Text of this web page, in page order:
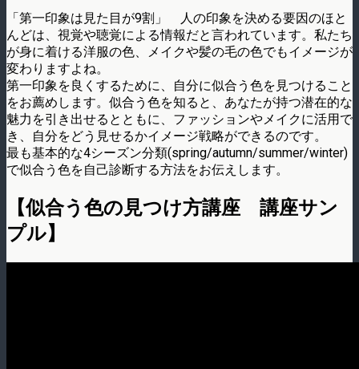
「第一印象は見た目が9割」 人の印象を決める要因のほと
んどは、視覚や聴覚による情報だと言われています。私たち
が身に着ける洋服の色、メイクや髪の毛の色でもイメージが
変わりますよね。
第一印象を良くするために、自分に似合う色を見つけること
をお薦めします。似合う色を知ると、あなたが持つ潜在的な
魅力を引き出せるとともに、ファッションやメイクに活用で
き、自分をどう見せるかイメージ戦略ができるのです。
最も基本的な4シーズン分類(spring/autumn/summer/winter)
で似合う色を自己診断する方法をお伝えします。
【似合う色の見つけ方講座 講座サン
プル】